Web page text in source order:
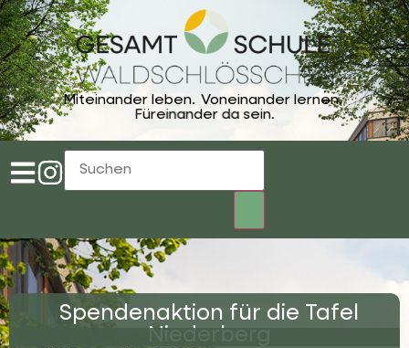
Miteinander leben. Voneinander lernen.
Füreinander da sein.
Spendenaktion für die Tafel
Niederberg